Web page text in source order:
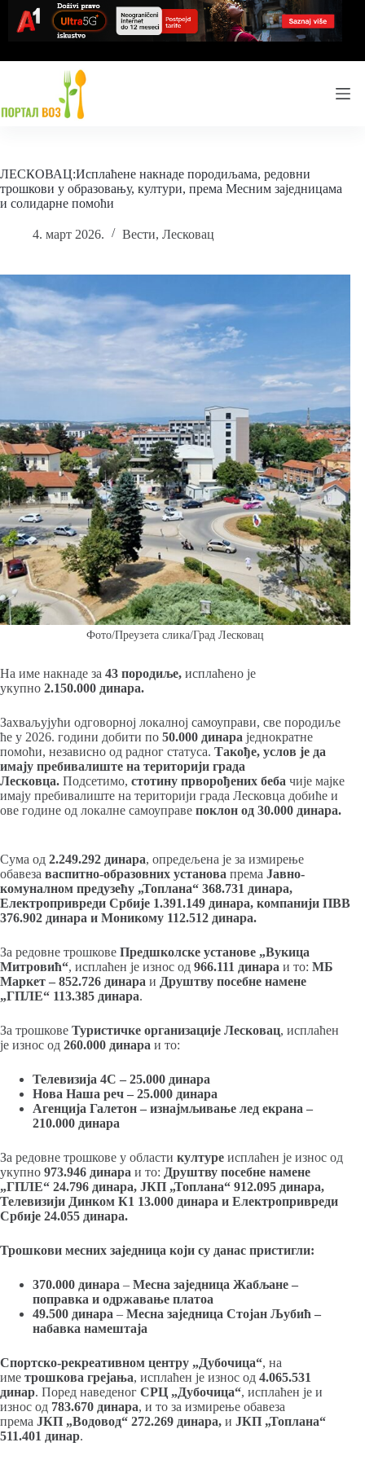
content
ЛЕСКОВАЦ:Исплаћене накнаде породиљама, редовни
трошкови у образовању, култури, према Месним заједницама
и солидарне помоћи
4. март 2026. Вести, Лесковац
Фото/Преузета слика/Град Лесковац
На име накнаде за 43 породиље, исплаћено је
укупно 2.150.000 динара.
Захваљујући одговорној локалној самоуправи, све породиље
ће у 2026. години добити по 50.000 динара једнократне
помоћи, независно од радног статуса. Такође, услов је да
имају пребивалиште на територији града
Лесковца. Подсетимо, стотину прворођених беба чије мајке
имају пребивалиште на територији града Лесковца добиће и
ове године од локалне самоуправе поклон од 30.000 динара.
Сума од 2.249.292 динара, опредељена је за измирење
обавеза васпитно-образовних установа према Јавно-
комуналном предузећу „Топлана“ 368.731 динара,
Електропривреди Србије 1.391.149 динара, компанији ПВВ
376.902 динара и Моникому 112.512 динара.
За редовне трошкове Предшколске установе „Вукица
Митровић“, исплаћен је износ од 966.111 динара и то: МБ
Маркет – 852.726 динара и Друштву посебне намене
„ГПЛЕ“ 113.385 динара.
За трошкове Туристичке организације Лесковац, исплаћен
је износ од 260.000 динара и то:
Телевизија 4С – 25.000 динара
Нова Наша реч – 25.000 динара
Агенција Галетон – изнајмљивање лед екрана –
210.000 динара
За редовне трошкове у области културе исплаћен је износ од
укупно 973.946 динара и то: Друштву посебне намене
„ГПЛЕ“ 24.796 динара, ЈКП „Топлана“ 912.095 динара,
Телевизији Динком К1 13.000 динара и Електропривреди
Србије 24.055 динара.
Трошкови месних заједница који су данас пристигли:
370.000 динара – Месна заједница Жабљане –
поправка и одржавање платоа
49.500 динара – Месна заједница Стојан Љубић –
набавка намештаја
Спортско-рекреативном центру „Дубочица“, на
име трошкова грејања, исплаћен је износ од 4.065.531
динар. Поред наведеног СРЦ „Дубочица“, исплаћен је и
износ од 783.670 динара, и то за измирење обавеза
према ЈКП „Водовод“ 272.269 динара, и ЈКП „Топлана“
511.401 динар.